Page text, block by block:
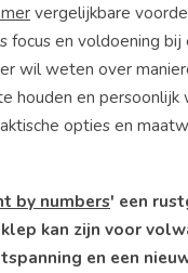
vergelijkbare
focus en voldoening
wil weten over
houden en persoonlijk
opties en
by numbers' een
kan zijn voor
en een